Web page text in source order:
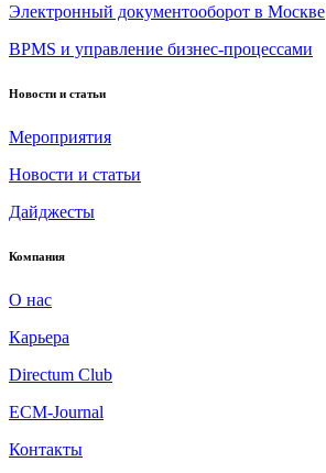
Электронный документооборот в Москве
BPMS и управление бизнес-процессами
Новости и статьи
Мероприятия
Новости и статьи
Дайджесты
Компания
О нас
Карьера
Directum Club
ECM-Journal
Контакты